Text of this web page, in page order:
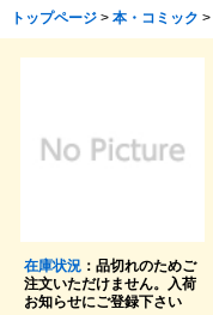
トップページ> 本・コミック >
在庫状況：品切れのためご
注文いただけません。入荷
お知らせにご登録下さい